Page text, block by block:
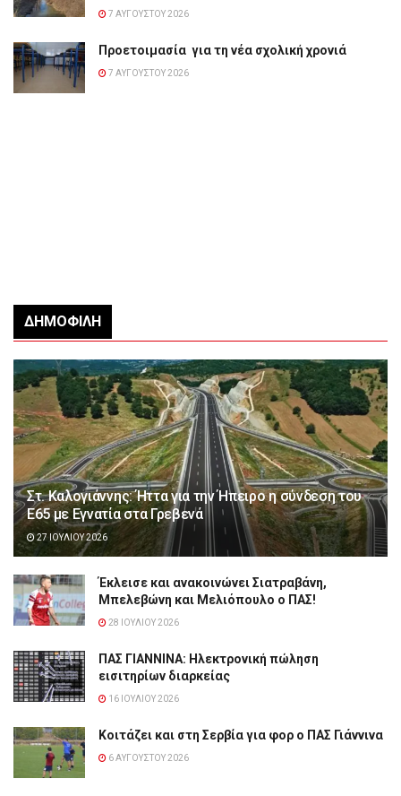
7 ΑΥΓΟΎΣΤΟΥ 2026
Προετοιμασία για τη νέα σχολική χρονιά
7 ΑΥΓΟΎΣΤΟΥ 2026
ΔΗΜΟΦΙΛΉ
Στ. Καλογιάννης: Ήττα για την Ήπειρο η σύνδεση του
Ε65 με Εγνατία στα Γρεβενά
27 ΙΟΥΛΊΟΥ 2026
Έκλεισε και ανακοινώνει Σιατραβάνη,
Μπελεβώνη και Μελιόπουλο ο ΠΑΣ!
28 ΙΟΥΛΊΟΥ 2026
ΠΑΣ ΓΙΑΝΝΙΝΑ: Hλεκτρονική πώληση
εισιτηρίων διαρκείας
16 ΙΟΥΛΊΟΥ 2026
Κοιτάζει και στη Σερβία για φορ ο ΠΑΣ Γιάννινα
6 ΑΥΓΟΎΣΤΟΥ 2026